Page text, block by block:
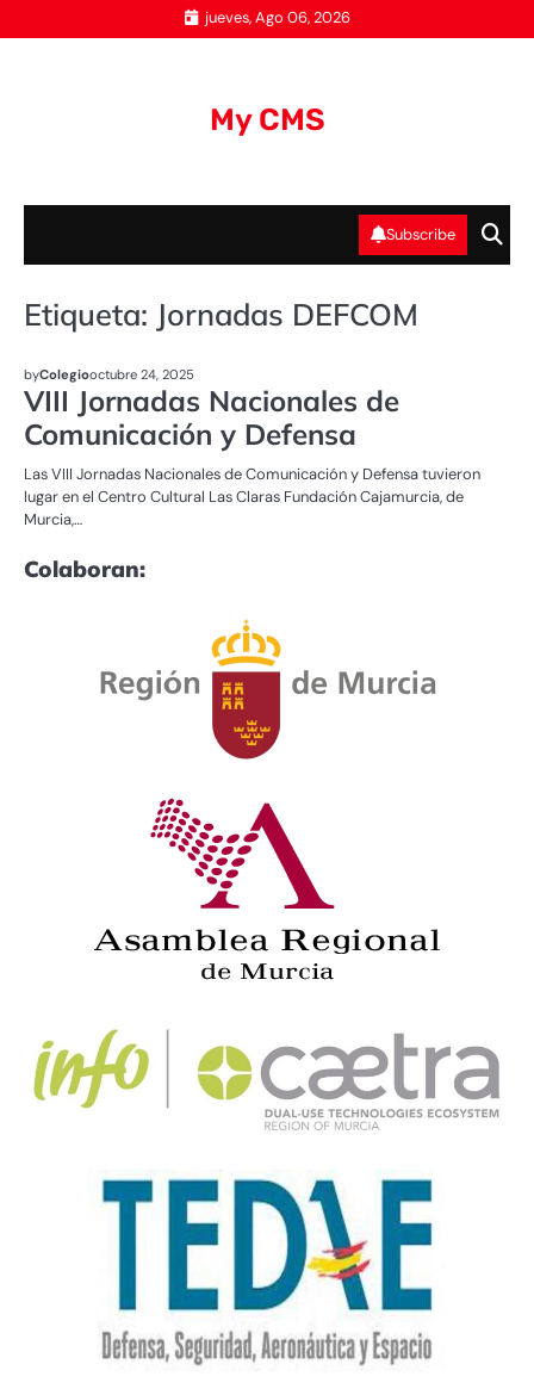
to
jueves, Ago 06, 2026
My CMS
Subscribe
Etiqueta: Jornadas DEFCOM
UNCATEGORIZED
byColegiooctubre 24, 2025
VIII Jornadas Nacionales de
Comunicación y Defensa
Las VIII Jornadas Nacionales de Comunicación y Defensa tuvieron
lugar en el Centro Cultural Las Claras Fundación Cajamurcia, de
Murcia,…
Colaboran: